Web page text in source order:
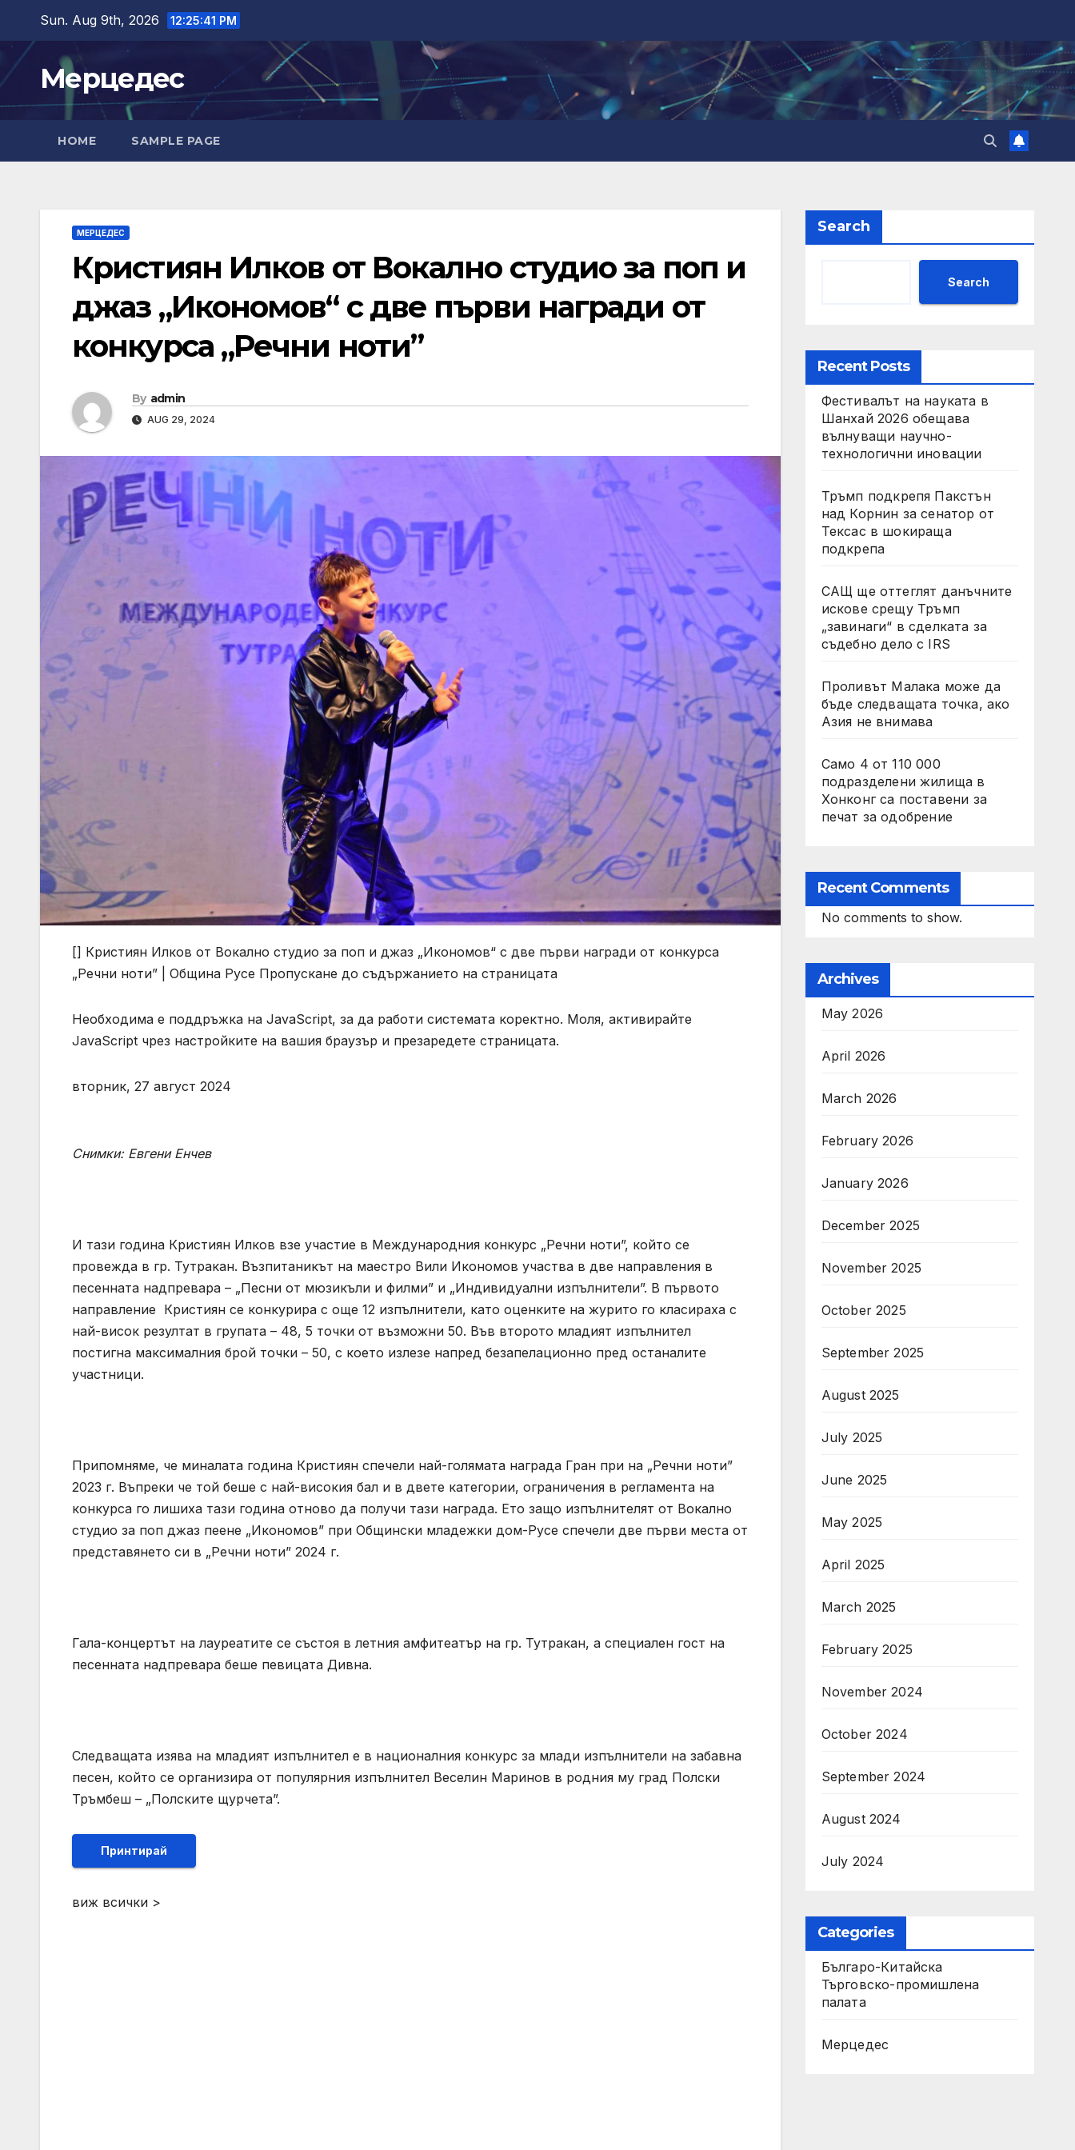
content
Sun. Aug 9th, 2026 12:25:42 PM
Мерцедес
HOME SAMPLE PAGE
МЕРЦЕДЕС
Кристиян Илков от Вокално студио за поп и
джаз „Икономов“ с две първи награди от
конкурса „Речни ноти”
By admin
AUG 29, 2024
[] Кристиян Илков от Вокално студио за поп и джаз „Икономов“ с две първи награди от конкурса
„Речни ноти” | Община Русе Пропускане до съдържанието на страницата
Необходима е поддръжка на JavaScript, за да работи системата коректно. Моля, активирайте
JavaScript чрез настройките на вашия браузър и презаредете страницата.
вторник, 27 август 2024
Снимки: Евгени Енчев
И тази година Кристиян Илков взе участие в Международния конкурс „Речни ноти”, който се
провежда в гр. Тутракан. Възпитаникът на маестро Вили Икономов участва в две направления в
песенната надпревара – „Песни от мюзикъли и филми” и „Индивидуални изпълнители”. В първото
направление Кристиян се конкурира с още 12 изпълнители, като оценките на журито го класираха с
най-висок резултат в групата – 48, 5 точки от възможни 50. Във второто младият изпълнител
постигна максималния брой точки – 50, с което излезе напред безапелационно пред останалите
участници.
Припомняме, че миналата година Кристиян спечели най-голямата награда Гран при на „Речни ноти”
2023 г. Въпреки че той беше с най-високия бал и в двете категории, ограничения в регламента на
конкурса го лишиха тази година отново да получи тази награда. Ето защо изпълнителят от Вокално
студио за поп джаз пеене „Икономов” при Общински младежки дом-Русе спечели две първи места от
представянето си в „Речни ноти” 2024 г.
Гала-концертът на лауреатите се състоя в летния амфитеатър на гр. Тутракан, а специален гост на
песенната надпревара беше певицата Дивна.
Следващата изява на младият изпълнител е в националния конкурс за млади изпълнители на забавна
песен, който се организира от популярния изпълнител Веселин Маринов в родния му град Полски
Тръмбеш – „Полските щурчета”.
Принтирай
виж всички >
Search
Search
Recent Posts
Фестивалът на науката в
Шанхай 2026 обещава
вълнуващи научно-
технологични иновации
Тръмп подкрепя Пакстън
над Корнин за сенатор от
Тексас в шокираща
подкрепа
САЩ ще оттеглят данъчните
искове срещу Тръмп
„завинаги“ в сделката за
съдебно дело с IRS
Проливът Малака може да
бъде следващата точка, ако
Азия не внимава
Само 4 от 110 000
подразделени жилища в
Хонконг са поставени за
печат за одобрение
Recent Comments
No comments to show.
Archives
May 2026
April 2026
March 2026
February 2026
January 2026
December 2025
November 2025
October 2025
September 2025
August 2025
July 2025
June 2025
May 2025
April 2025
March 2025
February 2025
November 2024
October 2024
September 2024
August 2024
July 2024
Categories
Българо-Китайска
Търговско-промишлена
палaта
Мерцедес